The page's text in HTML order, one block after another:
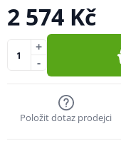
2 574 Kč
-
+
Položit dotaz prodejci